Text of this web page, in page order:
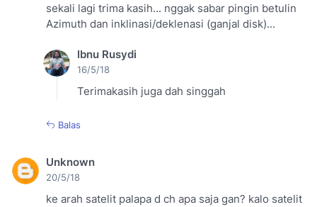
sekali lagi trima kasih... nggak sabar pingin betulin
Azimuth dan inklinasi/deklenasi (ganjal disk)...
Ibnu Rusydi
16/5/18
Terimakasih juga dah singgah
Balas
Unknown
20/5/18
ke arah satelit palapa d ch apa saja gan? kalo satelit